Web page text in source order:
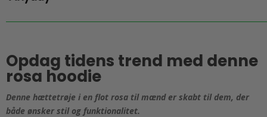
kvalitet
antal
Opdag tidens trend med denne
rosa hoodie
Denne hættetrøje i en flot rosa til mænd er skabt til dem, der
både ønsker stil og funktionalitet.